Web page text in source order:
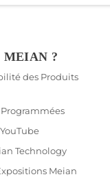
MEIAN ?
des Produits
Technology
Meian